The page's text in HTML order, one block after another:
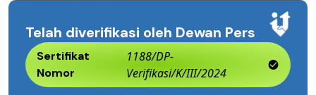
Telah diverifikasi oleh Dewan Pers
Sertifikat
Nomor
1188/DP-
Verifikasi/K/III/2024